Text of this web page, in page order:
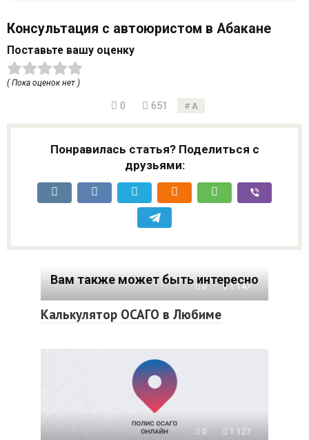
Консультация с автоюристом в Абакане
Поставьте вашу оценку
( Пока оценок нет )
0 651 А
Понравилась статья? Поделиться с
друзьями:
Вам также может быть интересно
0 1 147
Калькулятор ОСАГО в Любиме
0 1 127